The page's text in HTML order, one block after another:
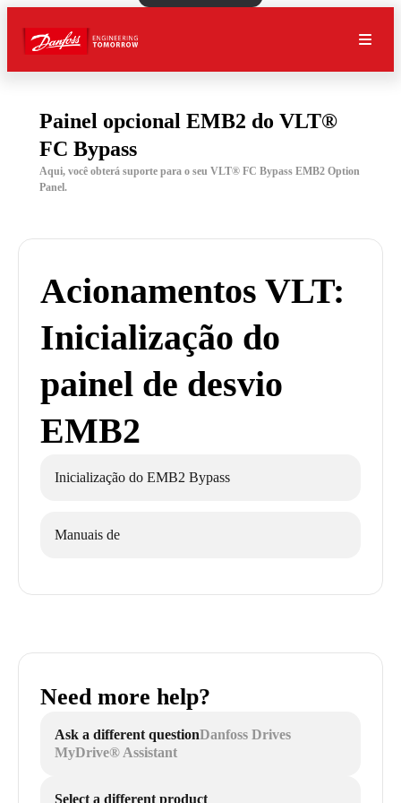
Painel opcional EMB2 do VLT®
FC Bypass
Aqui, você obterá suporte para o seu VLT® FC Bypass EMB2 Option
Panel.
Acionamentos VLT:
Inicialização do
painel de desvio
EMB2
Inicialização do EMB2 Bypass
Manuais de
Need more help?
Ask a different questionDanfoss Drives
MyDrive® Assistant
Select a different product